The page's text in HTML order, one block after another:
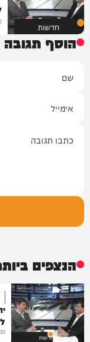
חדשות
הוסף
הנצפים
חדשות